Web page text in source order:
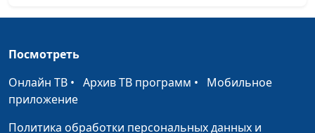
Посмотреть
Онлайн ТВ • Архив ТВ программ • Мобильное
приложение
Политика обработки персональных данных и